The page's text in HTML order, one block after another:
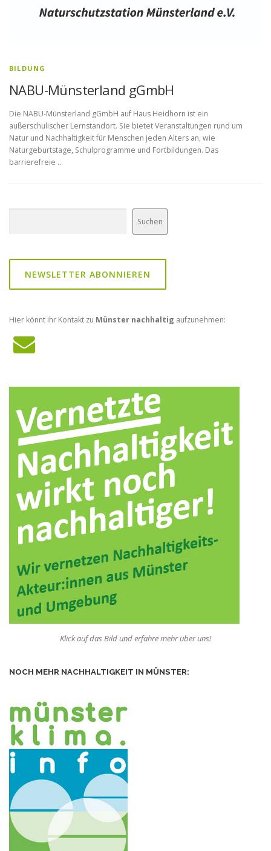
BILDUNG
NABU-Münsterland gGmbH
Die NABU-Münsterland gGmbH auf Haus Heidhorn ist ein
außerschulischer Lernstandort. Sie bietet Veranstaltungen rund um
Natur und Nachhaltigkeit für Menschen jeden Alters an, wie
Naturgeburtstage, Schulprogramme und Fortbildungen. Das
barrierefreie …
Suchen
NEWSLETTER ABONNIEREN
Hier könnt ihr Kontakt zu Münster nachhaltig aufzunehmen:
Klick auf das Bild und erfahre mehr über uns!
NOCH MEHR NACHHALTIGKEIT IN MÜNSTER: